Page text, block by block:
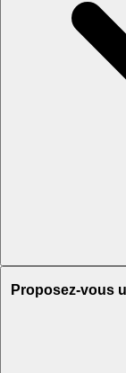
Proposez-vous